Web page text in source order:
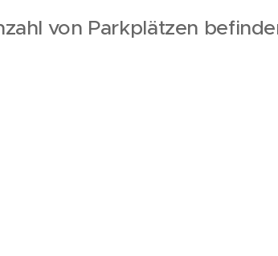
von Parkplätzen